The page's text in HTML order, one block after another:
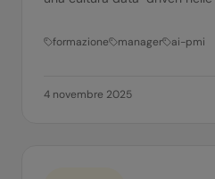
formazione manager ai-pmi
4 novembre 2025